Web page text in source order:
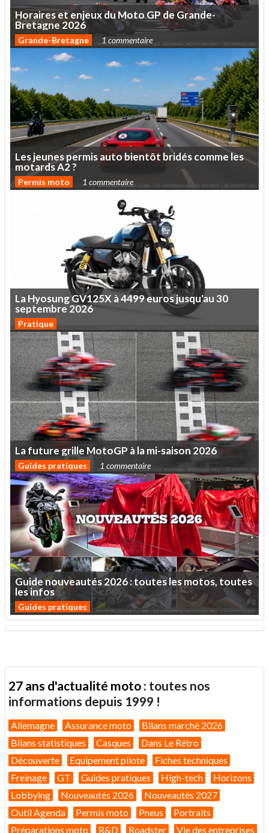
HorairesetenjeuxduMotoGPdeGrande-
Bretagne 2026
Grande-Bretagne 1 commentaire
Lesjeunespermisautobientôt bridéscommeles
motardsA2?
Permis moto 1 commentaire
LaHyosungGV125X à4499eurosjusqu'au30
septembre2026
Pratique
Lafuturegrille MotoGP àlami-saison 2026
Guides pratiques 1 commentaire
Guidenouveautés2026:touteslesmotos,toutes
lesinfos
Guides pratiques
27 ans d'actualité moto : toutes nos
informations depuis 1999 !
Allemagne Assurance moto
Bilans marché 2026
Bilans statistiques
Casques
Dans Le Rétro
Découverte
Equipement pilote
Fiches techniques
Freinage
GT Guides pratiques High-tech
Horizons
Lobbying
Nouveautés 2026
Nouveautés 2027
Outil Agenda
Permis moto Pneus
Portraits
Préparations moto
R&D Roadster Vie des entreprises